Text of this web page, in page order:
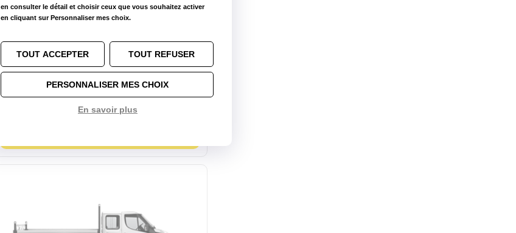
10m3 manuelle
Peugeot Boxer
CU : 1.4t L : 2.8 m l : 1.75 m
H : 1.8 m
Diesel
en consulter le détail et choisir ceux que vous souhaitez activer
en cliquant sur Personnaliser mes choix.
TOUT ACCEPTER TOUT REFUSER
PERSONNALISER MES CHOIX
En savoir plus